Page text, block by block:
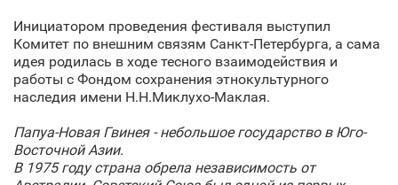
Инициатором проведения фестиваля выступил
Комитет по внешним связям Санкт‑Петербурга, а сама
идея родилась в ходе тесного взаимодействия и
работы с Фондом сохранения этнокультурного
наследия имени Н.Н.Миклухо-Маклая.
Папуа-Новая Гвинея - небольшое государство в Юго-
Восточной Азии.
В 1975 году страна обрела независимость от